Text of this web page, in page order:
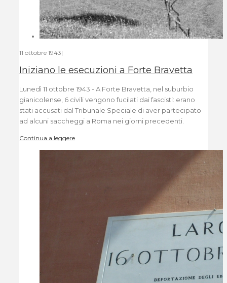
11 ottobre 1943|
Iniziano le esecuzioni a Forte Bravetta
Lunedì 11 ottobre 1943 - A Forte Bravetta, nel suburbio
gianicolense, 6 civili vengono fucilati dai fascisti: erano
stati accusati dal Tribunale Speciale di aver partecipato
ad alcuni saccheggi a Roma nei giorni precedenti.
Continua a leggere